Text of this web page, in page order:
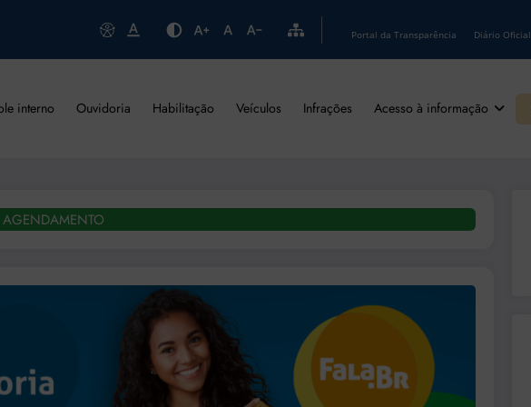
Portal da Transparência Diário Oficial
interno Ouvidoria Habilitação Veículos Infrações Acesso à informação
AGENDAMENTO